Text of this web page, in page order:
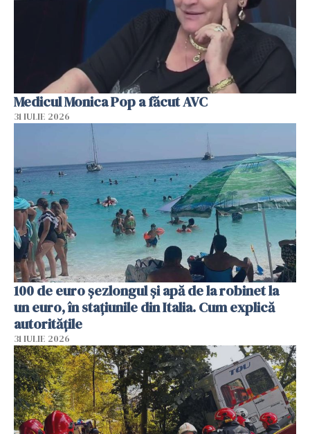
Medicul Monica Pop a făcut AVC
31 IULIE 2026
100 de euro șezlongul și apă de la robinet la
un euro, în stațiunile din Italia. Cum explică
autoritățile
31 IULIE 2026